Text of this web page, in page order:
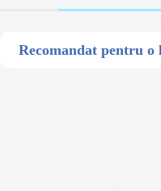
Recomandat pentru